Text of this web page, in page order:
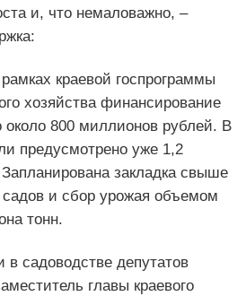
и, что немаловажно, –
краевой госпрограммы
хозяйства финансирование
около 800 миллионов рублей. В
предусмотрено уже 1,2
закладка свыше
садов и сбор урожая объемом
тонн.
садоводстве депутатов
главы краевого